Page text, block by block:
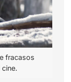
fracasos